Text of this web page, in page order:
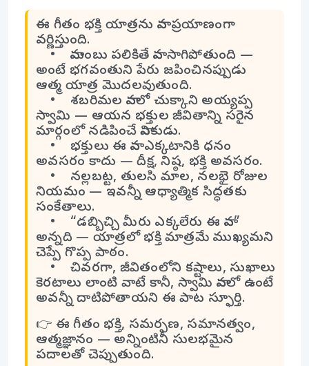
ఈ గీతం భక్తి యాత్రను నావ ప్రయాణంగా
వర్ణిస్తుంది.
• నామంబు పలికితే నావ సాగిపోతుంది —
అంటే భగవంతుని పేరు జపించినప్పుడు
ఆత్మ యాత్ర మొదలవుతుంది.
• శబరిమల నావలో చుక్కాని అయ్యప్ప
స్వామి — ఆయన భక్తుల జీవితాన్ని సరైన
మార్గంలో నడిపించే నావికుడు.
• భక్తులు ఈ నావ ఎక్కటానికి ధనం
అవసరం కాదు — దీక్ష, నిష్ఠ, భక్తి అవసరం.
• నల్లబట్ట, తులసి మాల, నలభై రోజుల
నియమం — ఇవన్నీ ఆధ్యాత్మిక సిద్ధతకు
సంకేతాలు.
• “డబ్బిచ్చి మీరు ఎక్కలేరు ఈ నావ”
అన్నది — యాత్రలో భక్తి మాత్రమే ముఖ్యమని
చెప్పే గొప్ప పాఠం.
• చివరగా, జీవితంలోని కష్టాలు, సుఖాలు
కెరటాలు లాంటి వాటే కానీ, స్వామి నావలో ఉంటే
అవన్నీ దాటిపోతాయని ఈ పాట స్ఫూర్తి.
👉 ఈ గీతం భక్తి, సమర్పణ, సమానత్వం,
ఆత్మజ్ఞానం — అన్నింటినీ సులభమైన
పదాలతో చెప్పుతుంది.